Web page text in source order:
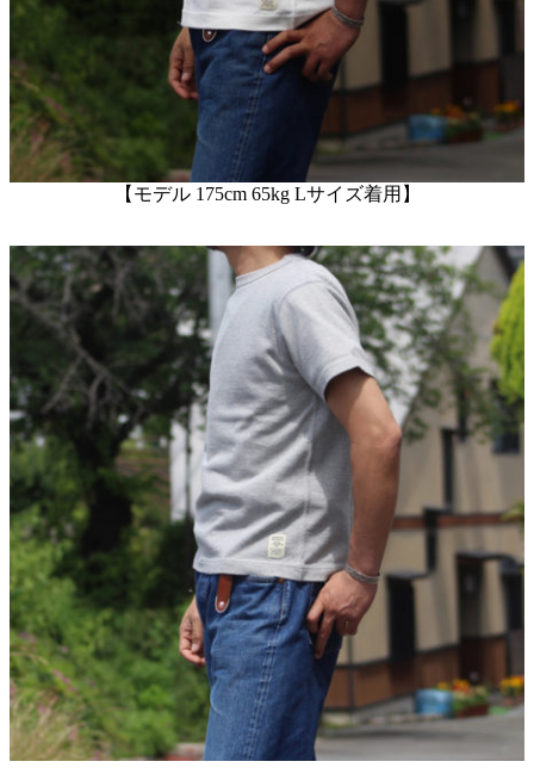
【モデル 175cm 65kg Lサイズ着用】